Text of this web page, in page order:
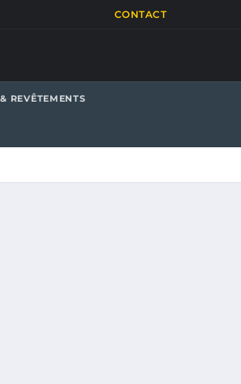
CONTACT
REVÊTEMENTS